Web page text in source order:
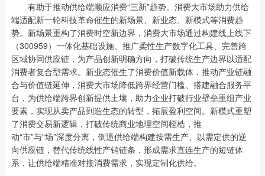
有助于推动供给端顺应消费“三新”趋势。消费大市场助力供给
端适配新一轮科技革命催生的新场景、新业态、新模式等消费趋
势。新场景重构了消费时空新边界，消费大市场通过构建线上线下
（300959）一体化基础设施、推广柔性生产数字化工具、完善跨
区域协同供应链，为产品创新明确方向，打破传统生产边界以适配
消费者复合型需求。新业态催生了消费价值新载体，推动产业链融
合与价值链延伸，消费大市场降低跨界经营门槛、搭建融合服务平
台，为供给端跨界创新提供土壤，助力企业打破行业壁垒重组产业
要素，实现从卖产品到造生态的转型，拓展盈利空间。新模式重塑
了消费交易新逻辑，打破传统商业地理空间桎梏，推
动“市”与“场”深度分离，倒逼供给端构建按需生产、以需定供的逆
向供应链，替代传统线性产销链条，形成需求直连生产的短链体
系，让供给端精准对接消费需求，实现定制化供给。